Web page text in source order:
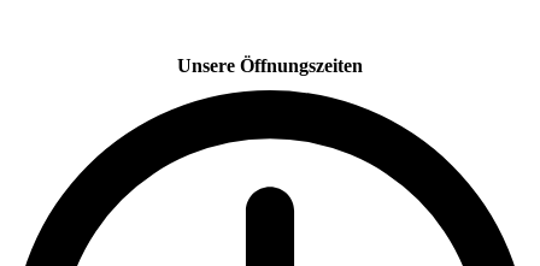
Unsere Öffnungszeiten